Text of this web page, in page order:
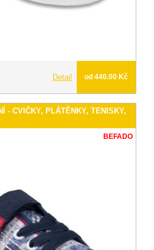
Detail od 440.00 Kč
- CVIČKY, PLÁTĚNKY, TENISKY,
BEFADO